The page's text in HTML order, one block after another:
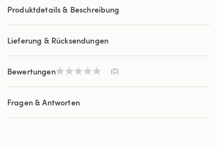
Produktdetails & Beschreibung
Lieferung & Rücksendungen
BewertungenKein
Link
derselben
(0)
Fragen & Antworten